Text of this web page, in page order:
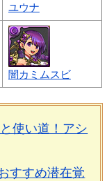
ユウナ
闇カミムスビ
使い道！アシ
すすめ潜在覚